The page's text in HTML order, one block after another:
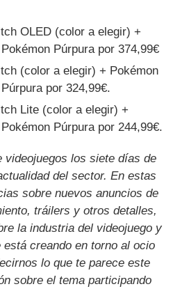
OLED (color a elegir) +
Púrpura por 374,99€
(color a elegir) + Pokémon
por 324,99€.
Lite (color a elegir) +
Púrpura por 244,99€.
videojuegos los siete días de
del sector. En estas
sobre nuevos anuncios de
tráilers y otros detalles,
la industria del videojuego y
creando en torno al ocio
lo que te parece este
sobre el tema participando